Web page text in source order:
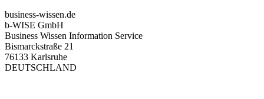
business-wissen.de
b-WISE GmbH
Business Wissen Information Service
Bismarckstraße 21
76133 Karlsruhe
DEUTSCHLAND